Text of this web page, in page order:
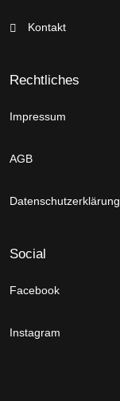
Kontakt
Rechtliches
Impressum
AGB
Datenschutzerklärung
Social
Facebook
Instagram